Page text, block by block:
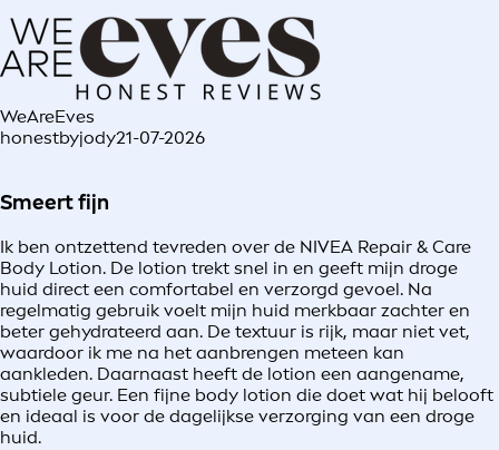
WeAreEves
honestbyjody21-07-2026
Smeert fijn
Ik ben ontzettend tevreden over de NIVEA Repair & Care
Body Lotion. De lotion trekt snel in en geeft mijn droge
huid direct een comfortabel en verzorgd gevoel. Na
regelmatig gebruik voelt mijn huid merkbaar zachter en
beter gehydrateerd aan. De textuur is rijk, maar niet vet,
waardoor ik me na het aanbrengen meteen kan
aankleden. Daarnaast heeft de lotion een aangename,
subtiele geur. Een fijne body lotion die doet wat hij belooft
en ideaal is voor de dagelijkse verzorging van een droge
huid.